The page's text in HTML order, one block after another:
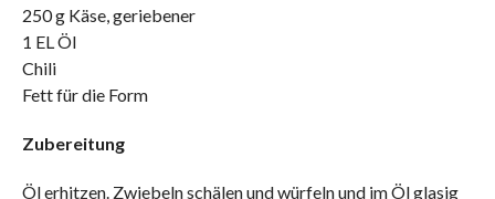
250 g Käse, geriebener
1 EL Öl
Chili
Fett für die Form
Zubereitung
Öl erhitzen. Zwiebeln schälen und würfeln und im Öl glasig